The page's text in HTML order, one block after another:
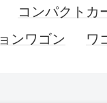
コンパクトカ
ンワゴン
ワ